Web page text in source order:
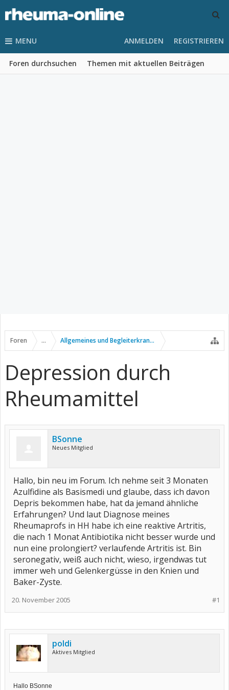
MENU
Foren durchsuchen Themen mit aktuellen Beiträgen
ANMELDEN REGISTRIEREN
Foren ... Allgemeines und Begleiterkrankungen
Depression durch
Rheumamittel
BSonne
Neues Mitglied
Hallo, bin neu im Forum. Ich nehme seit 3 Monaten
Azulfidine als Basismedi und glaube, dass ich davon
Depris bekommen habe, hat da jemand ähnliche
Erfahrungen? Und laut Diagnose meines
Rheumaprofs in HH habe ich eine reaktive Artritis,
die nach 1 Monat Antibiotika nicht besser wurde und
nun eine prolongiert? verlaufende Artritis ist. Bin
seronegativ, weiß auch nicht, wieso, irgendwas tut
immer weh und Gelenkergüsse in den Knien und
Baker-Zyste.
#1
20. November 2005
poldi
Aktives Mitglied
Hallo BSonne